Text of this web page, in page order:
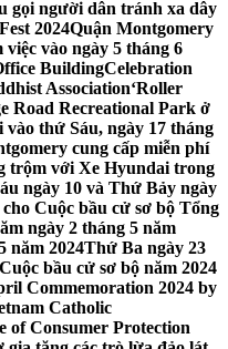
gọi người dân tránh xa dây
2024Quận Montgomery
vào ngày 5 tháng 6
BuildingCelebration
Association‘Roller
Road Recreational Park ở
thứ Sáu, ngày 17 tháng
cung cấp miễn phí
trộm với Xe Hyundai trong
ngày 10 và Thứ Bảy ngày
Cuộc bầu cử sơ bộ Tổng
ngày 2 tháng 5 năm
năm 2024Thứ Ba ngày 23
bầu cử sơ bộ năm 2024
Commemoration 2024 by
Catholic
of Consumer Protection